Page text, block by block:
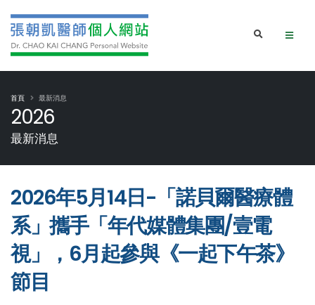
2026
最新消息
首頁 最新消息
2026年5月14日-「諾貝爾醫療體
系」攜手「年代媒體集團/壹電
視」，6月起參與《一起下午茶》
節目